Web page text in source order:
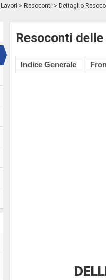
Lavori > Resoconti > Dettaglio
Resoconti
Indice Generale